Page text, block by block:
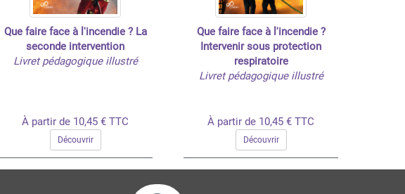
Que faire face à l'incendie ? La
seconde intervention
Livret pédagogique illustré
À partir de 10,45 € TTC
Découvrir
Que faire face à l'incendie ?
Intervenir sous protection
respiratoire
Livret pédagogique illustré
À partir de 10,45 € TTC
Découvrir